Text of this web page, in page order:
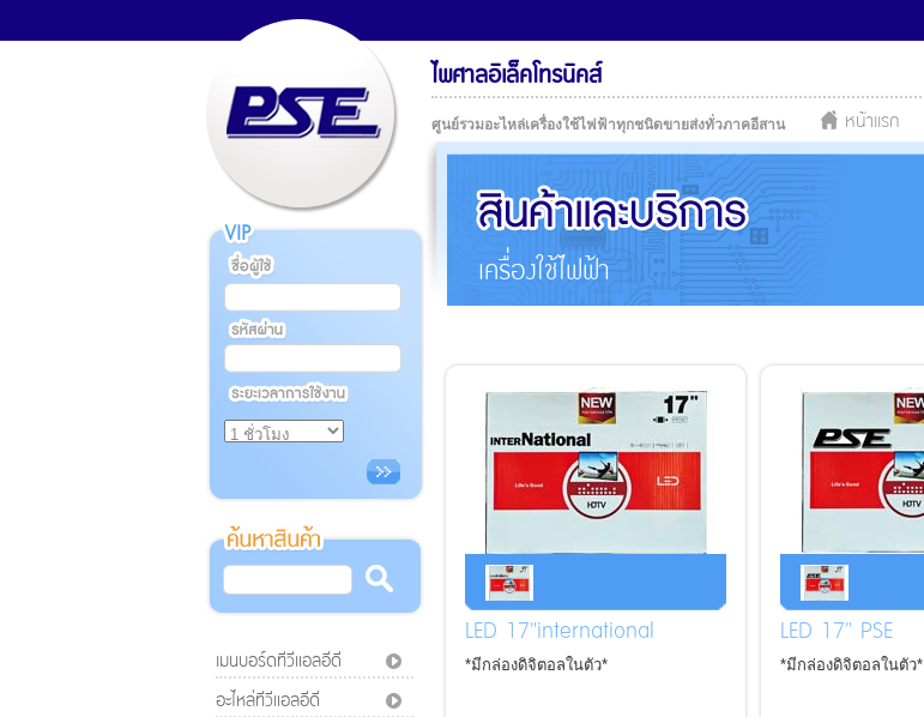
ไพศาลอิเล็คโทรนิคส์
ศูนย์รวมอะไหล่เครื่องใช้ไฟฟ้าทุกชนิดขายส่งทั่วภาคอีสาน หน้าแรก
เมนบอร์ดทีวีแอลอีดี
อะไหล่ทีวีแอลอีดี
เครื่องใช้ไฟฟ้า
LED 17"international
*มีกล่องดิจิตอลในตัว*
LED 17" PSE
*มีกล่องดิจิตอลในตัว*